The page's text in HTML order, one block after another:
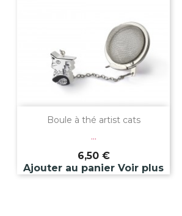
Boule à thé artist cats
...
6,50 €
Ajouter au panier Voir plus